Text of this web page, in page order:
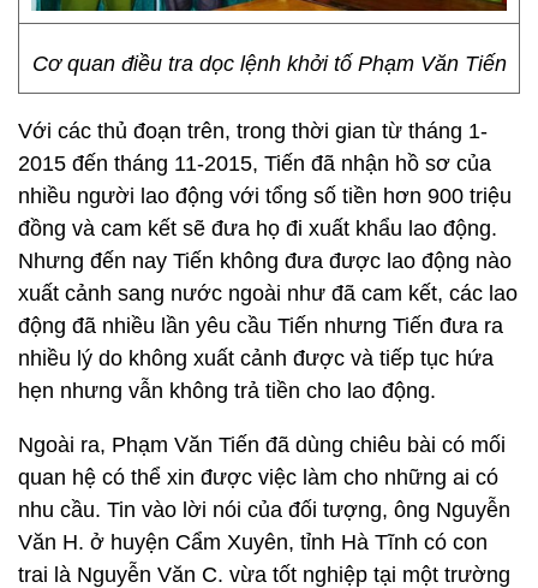
Cơ quan điều tra dọc lệnh khởi tố Phạm Văn Tiến
Với các thủ đoạn trên, trong thời gian từ tháng 1-
2015 đến tháng 11-2015, Tiến đã nhận hồ sơ của
nhiều người lao động với tổng số tiền hơn 900 triệu
đồng và cam kết sẽ đưa họ đi xuất khẩu lao động.
Nhưng đến nay Tiến không đưa được lao động nào
xuất cảnh sang nước ngoài như đã cam kết, các lao
động đã nhiều lần yêu cầu Tiến nhưng Tiến đưa ra
nhiều lý do không xuất cảnh được và tiếp tục hứa
hẹn nhưng vẫn không trả tiền cho lao động.
Ngoài ra, Phạm Văn Tiến đã dùng chiêu bài có mối
quan hệ có thể xin được việc làm cho những ai có
nhu cầu. Tin vào lời nói của đối tượng, ông Nguyễn
Văn H. ở huyện Cẩm Xuyên, tỉnh Hà Tĩnh có con
trai là Nguyễn Văn C. vừa tốt nghiệp tại một trường